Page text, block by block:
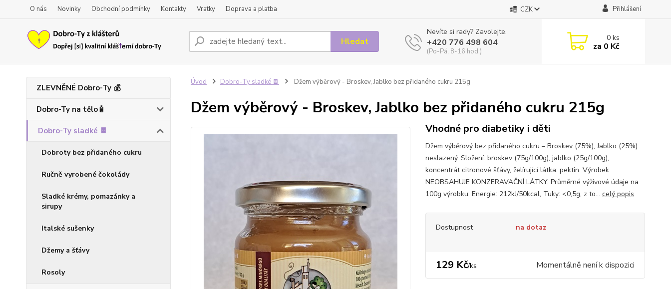
O nás Novinky Obchodní podmínky Kontakty Vratky Doprava a platba CZK Přihlášení
Hledat
Nevíte si rady? Zavolejte.
+420 776 498 604
(Po-Pá, 8-16 hod.)
0ks
za 0 Kč
ZLEVNĚNÉ Dobro-Ty 💰
Dobro-Ty na tělo🧴
Dobro-Ty sladké 🍫
Dobroty bez přidaného cukru
Ručně vyrobené čokolády
Sladké krémy, pomazánky a
sirupy
Italské sušenky
Džemy a šťávy
Rosoly
Úvod Dobro-Ty sladké 🍫 Džem výběrový - Broskev, Jablko bez přidaného cukru 215g
Džem výběrový - Broskev, Jablko bez přidaného cukru 215g
Vhodné pro diabetiky i děti
Džem výběrový bez přidaného cukru – Broskev (75%), Jablko (25%)
neslazený. Složení: broskev (75g/100g), jablko (25g/100g),
koncentrát citronové šťávy, želírující látka: pektin. Výrobek
NEOBSAHUJE KONZERAVAČNÍ LÁTKY. Průměrné výživové údaje na
100g výrobku: Energie: 212kJ/50kcal, Tuky: <0,5g, z to... celý popis
Dostupnost na dotaz
129 Kč/ks Momentálně není k dispozici